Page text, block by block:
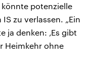
potenzielle
zu verlassen. „Ein
ja denken: ‚Es gibt
Heimkehr ohne